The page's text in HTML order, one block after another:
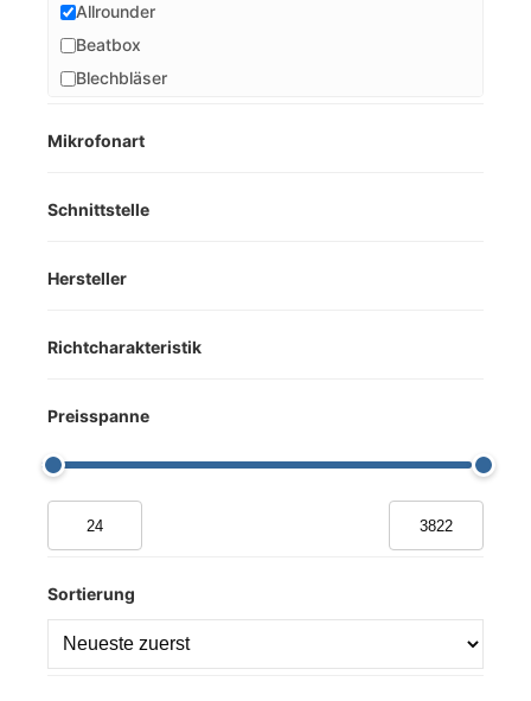
Allrounder
Beatbox
Blechbläser
Gesang
Home Studio
Klavier
Mundharmonika
Smartphone
Mikrofonart
Schnittstelle
Hersteller
Richtcharakteristik
Preisspanne
Sortierung